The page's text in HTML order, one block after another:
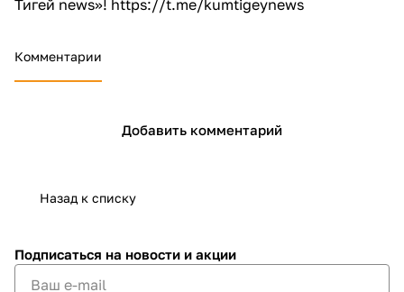
Тигей news»! https://t.me/kumtigeynews
Комментарии
Добавить комментарий
Назад к списку
Подписаться на новости и акции